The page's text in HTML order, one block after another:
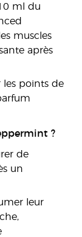
ml du
muscles
après
les points de
?
de
un
leur